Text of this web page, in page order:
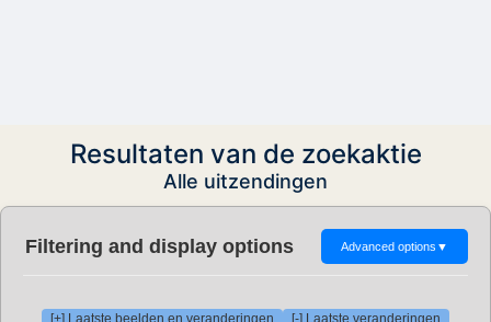
Resultaten van de zoekaktie
Alle uitzendingen
Filtering and display options Advanced options ▼